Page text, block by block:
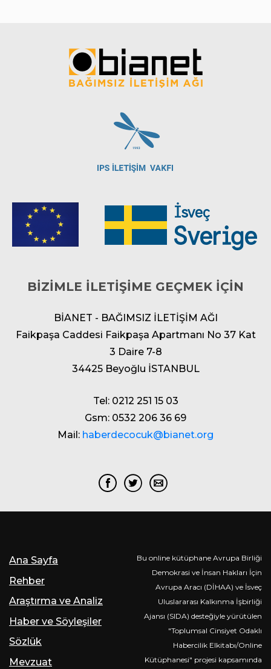
BİZİMLE İLETİŞİME GEÇMEK İÇİN
BİANET - BAĞIMSIZ İLETİŞİM AĞI
Faikpaşa Caddesi Faikpaşa Apartmanı No 37 Kat
3 Daire 7-8
34425 Beyoğlu İSTANBUL
Tel: 0212 251 15 03
Gsm: 0532 206 36 69
Mail: haberdecocuk@bianet.org
Ana Sayfa
Rehber
Araştırma ve Analiz
Haber ve Söyleşiler
Sözlük
Mevzuat
Bu online kütüphane Avrupa Birliği
Demokrasi ve İnsan Hakları İçin
Avrupa Aracı (DİHAA) ve İsveç
Uluslararası Kalkınma İşbirliği
Ajansı (SIDA) desteğiyle yürütülen
"Toplumsal Cinsiyet Odaklı
Habercilik Elkitabı/Online
Kütüphanesi" projesi kapsamında